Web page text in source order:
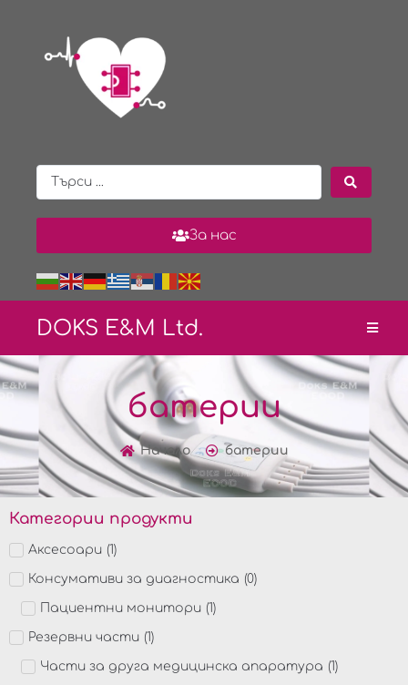
За нас
DOKS E& M Ltd.
батерии
Начало батерии
Категории продукти
Аксесоари (1)
Консумативи за диагностика (0)
Пациентни монитори (1)
Резервни части (1)
Части за друга медицинска апаратура (1)